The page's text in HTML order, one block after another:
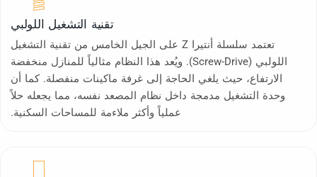
تقنية التشغيل اللولبي
تعتمد سلسلة أنتيرا Z على الجيل الخامس من تقنية التشغيل
اللولبي (Screw-Drive). ويُعد هذا النظام مثالياً للمنازل منخفضة
الارتفاع، حيث يلغي الحاجة إلى غرفة ماكينات منفصلة. كما أن
وحدة التشغيل مدمجة داخل نظام المصعد نفسه، مما يجعله حلاً
عملياً وأكثر ملاءمة للمساحات السكنية.